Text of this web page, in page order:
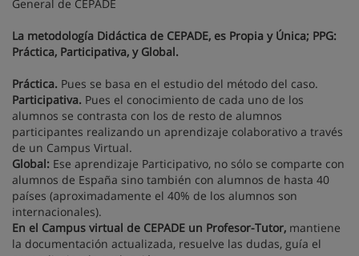
General de CEPADE
La metodología Didáctica de CEPADE, es Propia y Única; PPG:
Práctica, Participativa, y Global.
Práctica. Pues se basa en el estudio del método del caso.
Participativa. Pues el conocimiento de cada uno de los
alumnos se contrasta con los de resto de alumnos
participantes realizando un aprendizaje colaborativo a través
de un Campus Virtual.
Global: Ese aprendizaje Participativo, no sólo se comparte con
alumnos de España sino también con alumnos de hasta 40
países (aproximadamente el 40% de los alumnos son
internacionales).
En el Campus virtual de CEPADE un Profesor-Tutor, mantiene
la documentación actualizada, resuelve las dudas, guía el